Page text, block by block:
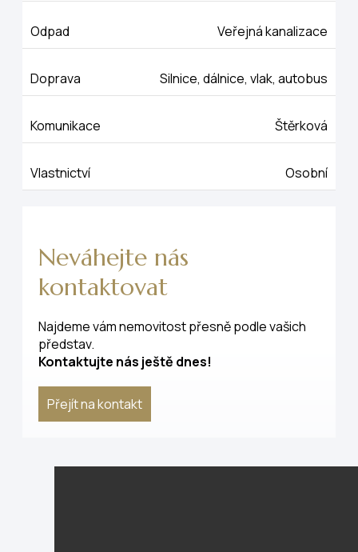
Odpad Veřejná kanalizace
Doprava Silnice, dálnice, vlak, autobus
Komunikace Štěrková
Vlastnictví Osobní
Neváhejte nás
kontaktovat
Najdeme vám nemovitost přesně podle vašich
představ.
Kontaktujte nás ještě dnes!
Přejít na kontakt